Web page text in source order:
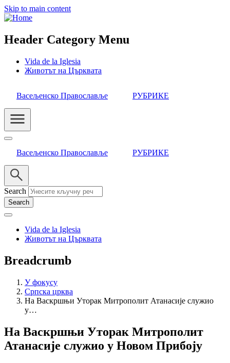
Skip to main content
Header Category Menu
Vida de la Iglesia
Животът на Църквата
Васељенско Православље РУБРИКЕ
Васељенско Православље РУБРИКЕ
Search
Vida de la Iglesia
Животът на Църквата
Breadcrumb
У фокусу
Српска црква
На Васкршњи Уторак Митрополит Атанасије служио
у…
На Васкршњи Уторак Митрополит
Атанасије служио у Новом Прибоју